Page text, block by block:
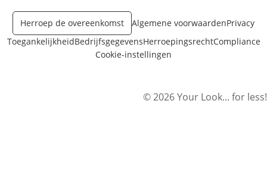
Herroep de overeenkomst Algemene voorwaardenPrivacy
ToegankelijkheidBedrijfsgegevensHerroepingsrechtCompliance
Cookie-instellingen
© 2026 Your Look... for less!